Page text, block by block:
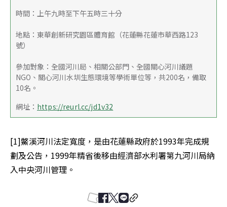
時間：上午九時至下午五時三十分
地點：東華創新研究園區體育館（花蓮縣花蓮市華西路123
號）
參加對象：全國河川局、相關公部門、全國關心河川議題
NGO、關心河川水圳生態環境等學術單位等，共200名，備取
10名。
網址： https://reurl.cc/jd1v32
[1]鱉溪河川法定寬度，是由花蓮縣政府於1993年完成規
劃及公告，1999年精省後移由經濟部水利署第九河川局納
入中央河川管理。